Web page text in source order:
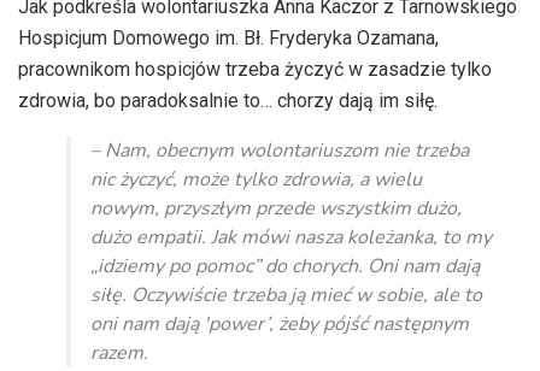
Jak podkreśla wolontariuszka Anna Kaczor z Tarnowskiego
Hospicjum Domowego im. Bł. Fryderyka Ozamana,
pracownikom hospicjów trzeba życzyć w zasadzie tylko
zdrowia, bo paradoksalnie to… chorzy dają im siłę.
– Nam, obecnym wolontariuszom nie trzeba
nic życzyć, może tylko zdrowia, a wielu
nowym, przyszłym przede wszystkim dużo,
dużo empatii. Jak mówi nasza koleżanka, to my
„idziemy po pomoc” do chorych. Oni nam dają
siłę. Oczywiście trzeba ją mieć w sobie, ale to
oni nam dają 'power’, żeby pójść następnym
razem.